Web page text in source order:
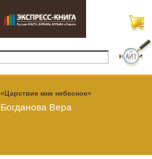
«Царствие мне небесное»
Богданова Вера